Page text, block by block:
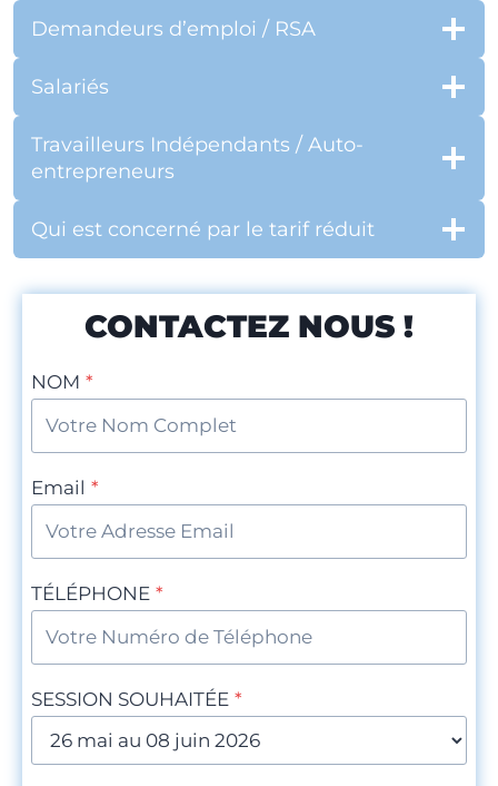
Demandeurs d’emploi / RSA
Salariés
Travailleurs Indépendants / Auto-
entrepreneurs
Qui est concerné par le tarif réduit
CONTACTEZ NOUS !
NOM *
Email *
TÉLÉPHONE *
SESSION SOUHAITÉE *